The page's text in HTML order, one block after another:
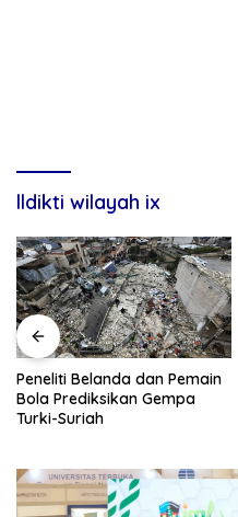
lldikti wilayah ix
Peneliti Belanda dan Pemain
Bola Prediksikan Gempa
Turki-Suriah